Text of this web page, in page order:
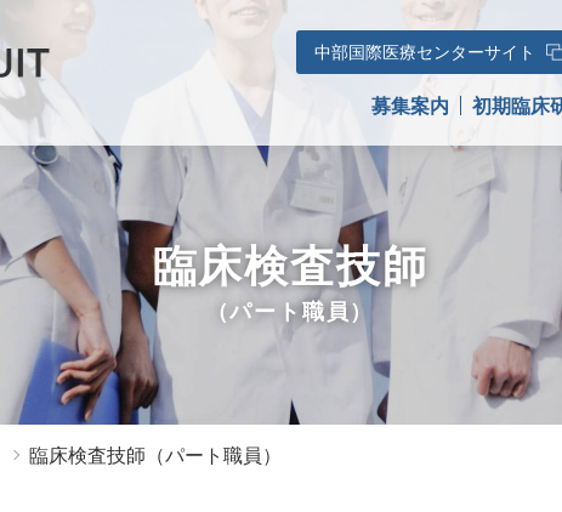
中部国際医療センターサイト
募集案内 初期臨床
福利厚生
臨床検査技師
（パート職員）
臨床検査技師（パート職員）